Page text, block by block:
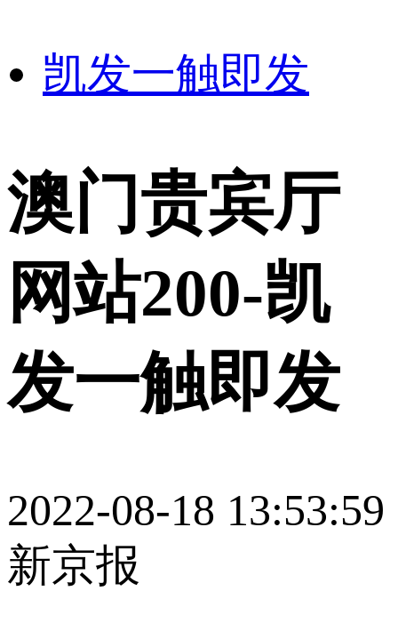
凯发一触即发
澳门贵宾厅
网站200-凯
发一触即发
2022-08-18 13:53:59
新京报